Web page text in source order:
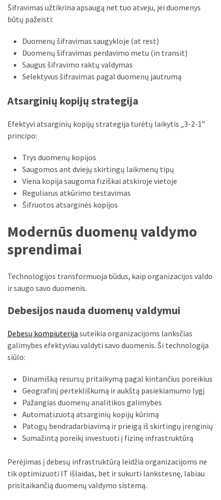
Šifravimas užtikrina apsaugą net tuo atveju, jei duomenys
būtų pažeisti:
Duomenų šifravimas saugykloje (at rest)
Duomenų šifravimas perdavimo metu (in transit)
Saugus šifravimo raktų valdymas
Selektyvus šifravimas pagal duomenų jautrumą
Atsarginių kopijų strategija
Efektyvi atsarginių kopijų strategija turėtų laikytis „3-2-1”
principo:
Trys duomenų kopijos
Saugomos ant dviejų skirtingų laikmenų tipų
Viena kopija saugoma fiziškai atskiroje vietoje
Reguliarus atkūrimo testavimas
Šifruotos atsarginės kopijos
Modernūs duomenų valdymo
sprendimai
Technologijos transformuoja būdus, kaip organizacijos valdo
ir saugo savo duomenis.
Debesijos nauda duomenų valdymui
Debesų kompiuterija suteikia organizacijoms lanksčias
galimybes efektyviau valdyti savo duomenis. Ši technologija
siūlo:
Dinamišką resursų pritaikymą pagal kintančius poreikius
Geografinį pertekliškumą ir aukštą pasiekiamumo lygį
Pažangias duomenų analitikos galimybes
Automatizuotą atsarginių kopijų kūrimą
Patogų bendradarbiavimą ir prieigą iš skirtingų įrenginių
Sumažintą poreikį investuoti į fizinę infrastruktūrą
Perėjimas į debesų infrastruktūrą leidžia organizacijoms ne
tik optimizuoti IT išlaidas, bet ir sukurti lankstesnę, labiau
prisitaikančią duomenų valdymo sistemą.